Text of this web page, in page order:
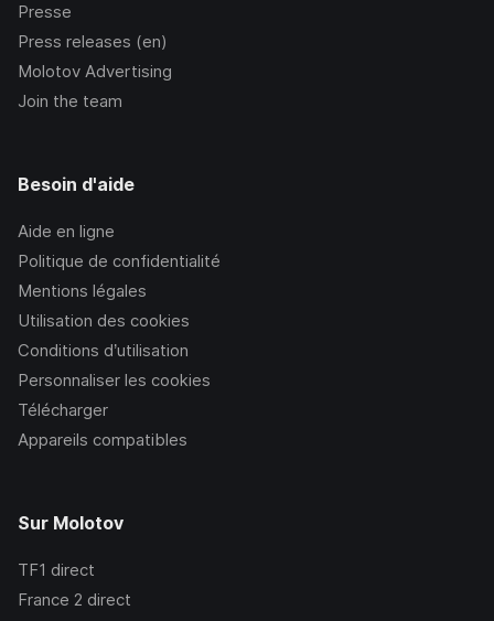
Presse
Press releases (en)
Molotov Advertising
Join the team
Besoin d'aide
Aide en ligne
Politique de confidentialité
Mentions légales
Utilisation des cookies
Conditions d’utilisation
Personnaliser les cookies
Télécharger
Appareils compatibles
Sur Molotov
TF1 direct
France 2 direct